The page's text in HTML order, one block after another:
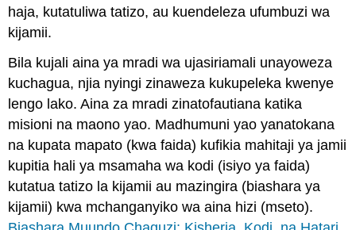
haja, kutatuliwa tatizo, au kuendeleza ufumbuzi wa
kijamii.
Bila kujali aina ya mradi wa ujasiriamali unayoweza
kuchagua, njia nyingi zinaweza kukupeleka kwenye
lengo lako. Aina za mradi zinatofautiana katika
misioni na maono yao. Madhumuni yao yanatokana
na kupata mapato (kwa faida) kufikia mahitaji ya jamii
kupitia hali ya msamaha wa kodi (isiyo ya faida)
kutatua tatizo la kijamii au mazingira (biashara ya
kijamii) kwa mchanganyiko wa aina hizi (mseto).